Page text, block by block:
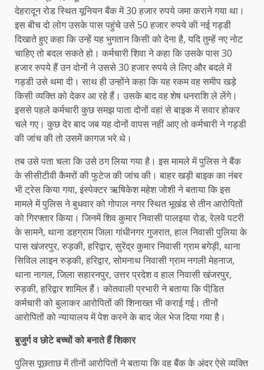
देहरादून रोड स्थित यूनियन बैंक में 30 हजार रुपये जमा कराने गया था।
इस बीच दो लोग उसके पास पहुंचे उसे 50 हजार रुपये की नई गड्डी
दिखाते हुए कहा कि उन्हें यह भुगतान किसी को देना है, यदि तुम्हें नए नोट
चाहिए तो बदल सकते हो। कर्मचारी शिवा ने कहा कि उसके पास 30
हजार रुपये हैं उन दोनों ने उससे 30 हजार रुपये ले लिए और बदले में
गड्डी उसे थमा दी। साथ ही उन्होंने कहा कि यह रकम वह समीप खड़े
किसी व्यक्ति को देकर आ रहे हैं। उसके बाद वह शेष धनराशि ले लेंगे।
इससे पहले कर्मचारी कुछ समझ पाता दोनों वहां से बाइक में सवार होकर
चले गए। कुछ देर बाद जब यह दोनों वापस नहीं आए तो कर्मचारी ने गड्डी
की जांच की तो उसमें कागज भरे थे।
तब उसे पता चला कि उसे ठग लिया गया है। इस मामले में पुलिस ने बैंक
के सीसीटीवी कैमरों की फुटेज की जांच की। बाहर खड़ी बाइक का नंबर
भी ट्रेस किया गया, इंस्पेक्टर ऋषिकेश महेश जोशी ने बताया कि इस
मामले में पुलिस ने बुधवार को गोपाल नगर स्थित भूखंड से तीन आरोपितों
को गिरफ्तार किया। जिनमें शिव कुमार निवासी पालइया रोड, रेलवे पटरी
के सामने, थाना डहग्राम जिला गांधीनगर गुजरात, हाल निवासी पुलिया के
पास खंजरपुर, रुड़की, हरिद्वार, सुरेंद्र कुमार निवासी ग्राम बगेड़ी, थाना
सिविल लाइन रुड़की, हरिद्वार, सोमनाथ निवासी ग्राम नगली मेहनाज,
थाना नागल, जिला सहारनपुर, उत्तर प्रदेश व हाल निवासी खंजरपुर,
रुड़की, हरिद्वार शामिल हैं। कोतवाली प्रभारी ने बताया कि पीडि़त
कर्मचारी को बुलाकर आरोपितों की शिनाख्त भी कराई गई। तीनों
आरोपितों को न्यायालय में पेश करने के बाद जेल भेज दिया गया है।
बुजुर्ग व छोटे बच्चों को बनाते हैं शिकार
पुलिस पूछताछ में तीनों आरोपितों ने बताया कि वह बैंक के अंदर ऐसे व्यक्ति